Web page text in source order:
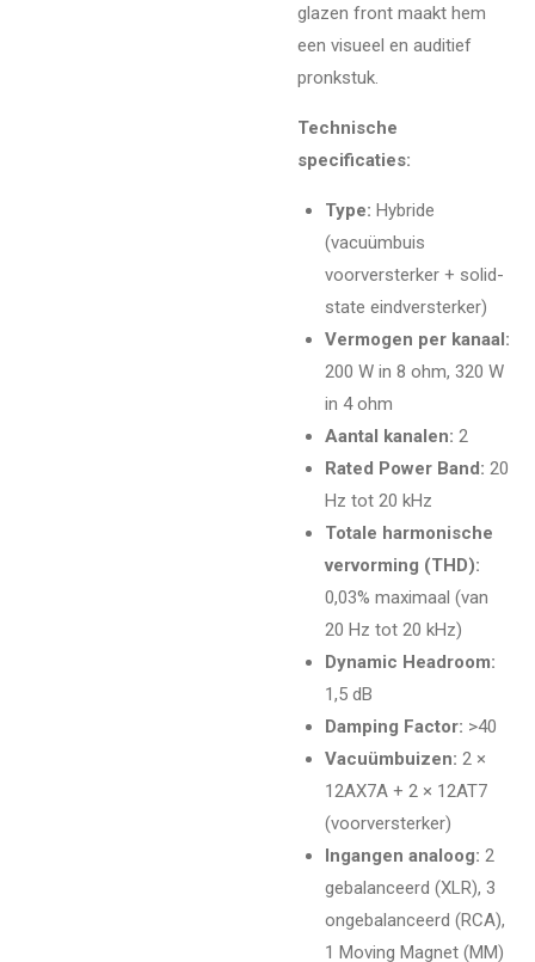
glazen front maakt hem
een visueel en auditief
pronkstuk.
Technische
specificaties:
Type: Hybride
(vacuümbuis
voorversterker + solid-
state eindversterker)
Vermogen per kanaal:
200 W in 8 ohm, 320 W
in 4 ohm
Aantal kanalen: 2
Rated Power Band: 20
Hz tot 20 kHz
Totale harmonische
vervorming (THD):
0,03% maximaal (van
20 Hz tot 20 kHz)
Dynamic Headroom:
1,5 dB
Damping Factor: >40
Vacuümbuizen: 2 ×
12AX7A + 2 × 12AT7
(voorversterker)
Ingangen analoog: 2
gebalanceerd (XLR), 3
ongebalanceerd (RCA),
1 Moving Magnet (MM)